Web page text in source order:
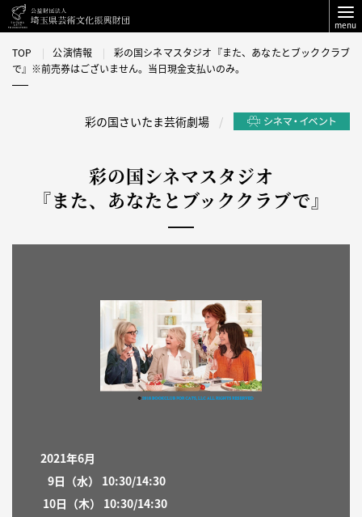
menu
TOP 公演情報
彩の国シネマスタジオ『また、あなたとブッククラブ
で』※前売券はございません。当日現金支払いのみ。
彩の国さいたま芸術劇場
彩の国シネマスタジオ
『また、あなたとブッククラブで』
2021年6月
9日（水）
10:30/14:30
10日（木）
10:30/14:30